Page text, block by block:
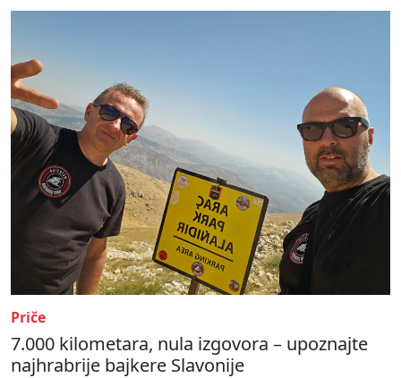
Priče
7.000 kilometara, nula izgovora – upoznajte
najhrabrije bajkere Slavonije